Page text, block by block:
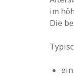
im
Die